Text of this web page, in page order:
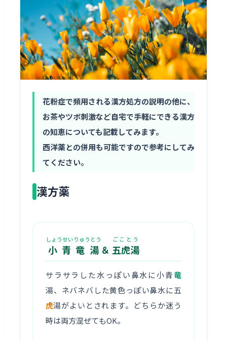
東洋医学・漢方 2025.04.10
花粉症と漢方
〜 薬・お茶・ツボで乗り切る春の知恵 〜
花粉症で頻用される漢方処方の説明の他に、
お茶やツボ刺激など自宅で手軽にできる漢方
の知恵についても記載してみます。
西洋薬との併用も可能ですので参考にしてみ
てください。
漢方薬
小青竜湯
しょうせいりゅうとう
＆ 五虎湯
ごことう
サラサラした水っぽい鼻水に小青竜
湯、ネバネバした黄色っぽい鼻水に五
虎湯がよいとされます。どちらか迷う
時は両方混ぜてもOK。